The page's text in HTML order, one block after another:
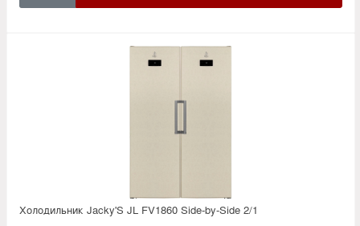
Холодильник Jacky'S JL FV1860 Side-by-Side 2/1